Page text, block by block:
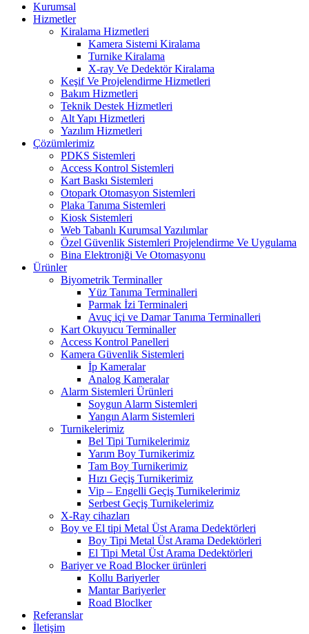
Kurumsal
Hizmetler
Kiralama Hizmetleri
Kamera Sistemi Kiralama
Turnike Kiralama
X-ray Ve Dedektör Kiralama
Keşif Ve Projelendirme Hizmetleri
Bakım Hizmetleri
Teknik Destek Hizmetleri
Alt Yapı Hizmetleri
Yazılım Hizmetleri
Çözümlerimiz
PDKS Sistemleri
Access Kontrol Sistemleri
Kart Baskı Sistemleri
Otopark Otomasyon Sistemleri
Plaka Tanıma Sistemleri
Kiosk Sistemleri
Web Tabanlı Kurumsal Yazılımlar
Özel Güvenlik Sistemleri Projelendirme Ve Uygulama
Bina Elektroniği Ve Otomasyonu
Ürünler
Biyometrik Terminaller
Yüz Tanıma Terminalleri
Parmak İzi Terminaleri
Avuç içi ve Damar Tanıma Terminalleri
Kart Okuyucu Terminaller
Access Kontrol Panelleri
Kamera Güvenlik Sistemleri
İp Kameralar
Analog Kameralar
Alarm Sistemleri Ürünleri
Soygun Alarm Sistemleri
Yangın Alarm Sistemleri
Turnikelerimiz
Bel Tipi Turnikelerimiz
Yarım Boy Turnikerimiz
Tam Boy Turnikerimiz
Hızı Geçiş Turnikerimiz
Vip – Engelli Geçiş Turnikelerimiz
Serbest Geçiş Turnikelerimiz
X-Ray cihazları
Boy ve El tipi Metal Üst Arama Dedektörleri
Boy Tipi Metal Üst Arama Dedektörleri
El Tipi Metal Üst Arama Dedektörleri
Bariyer ve Road Blocker ürünleri
Kollu Bariyerler
Mantar Bariyerler
Road Bloclker
Referanslar
İletişim